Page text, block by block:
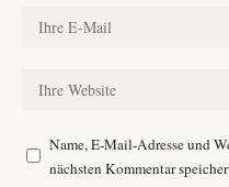
Name, E-Mail-Adresse und
nächsten Kommentar